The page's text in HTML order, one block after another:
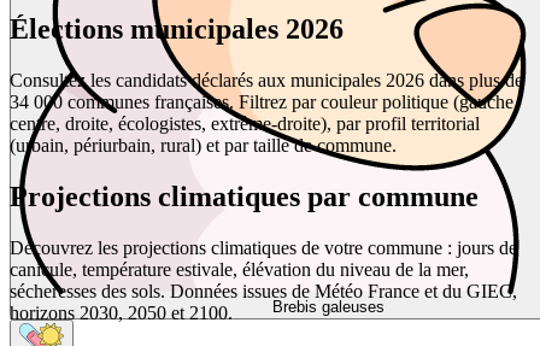
Brebis galeuses
Élections municipales 2026
Consultez les candidats déclarés aux municipales 2026 dans plus de
34 000 communes françaises. Filtrez par couleur politique (gauche,
centre, droite, écologistes, extrême-droite), par profil territorial
(urbain, périurbain, rural) et par taille de commune.
Projections climatiques par commune
Découvrez les projections climatiques de votre commune : jours de
canicule, température estivale, élévation du niveau de la mer,
sécheresses des sols. Données issues de Météo France et du GIEC,
horizons 2030, 2050 et 2100.